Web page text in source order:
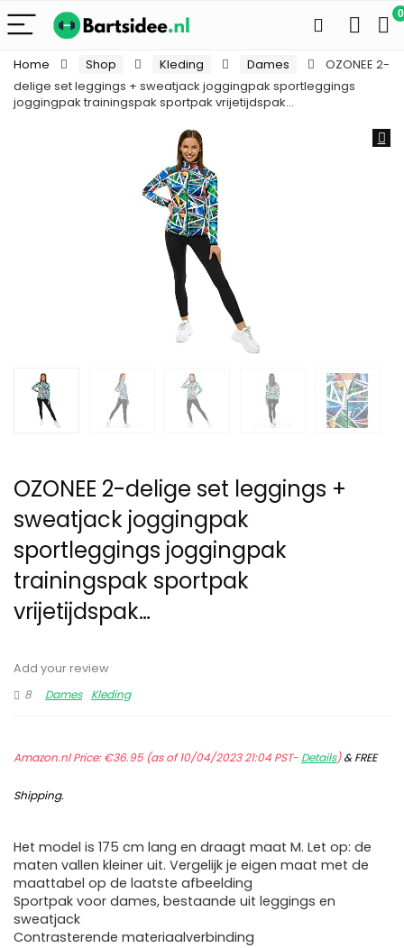
0
Home Shop Kleding Dames
OZONEE 2-
delige set leggings + sweatjack joggingpak sportleggings
joggingpak trainingspak sportpak vrijetijdspak…
OZONEE 2-delige set leggings +
sweatjack joggingpak
sportleggings joggingpak
trainingspak sportpak
vrijetijdspak…
Add your review
8
Dames Kleding
Amazon.nl Price:€36.95(as of 10/04/2023 21:04 PST- Details)&FREE
Shipping.
Het model is 175 cm lang en draagt maat M. Let op: de
maten vallen kleiner uit. Vergelijk je eigen maat met de
maattabel op de laatste afbeelding
Sportpak voor dames, bestaande uit leggings en
sweatjack
Contrasterende materiaalverbinding